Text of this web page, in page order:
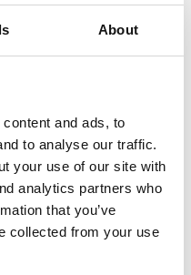
About
and ads, to
to analyse our traffic.
your use of our site with
analytics partners who
that you’ve
collected from your use
en
en regelaars
filters)
scrubbers
en reagensinjectie